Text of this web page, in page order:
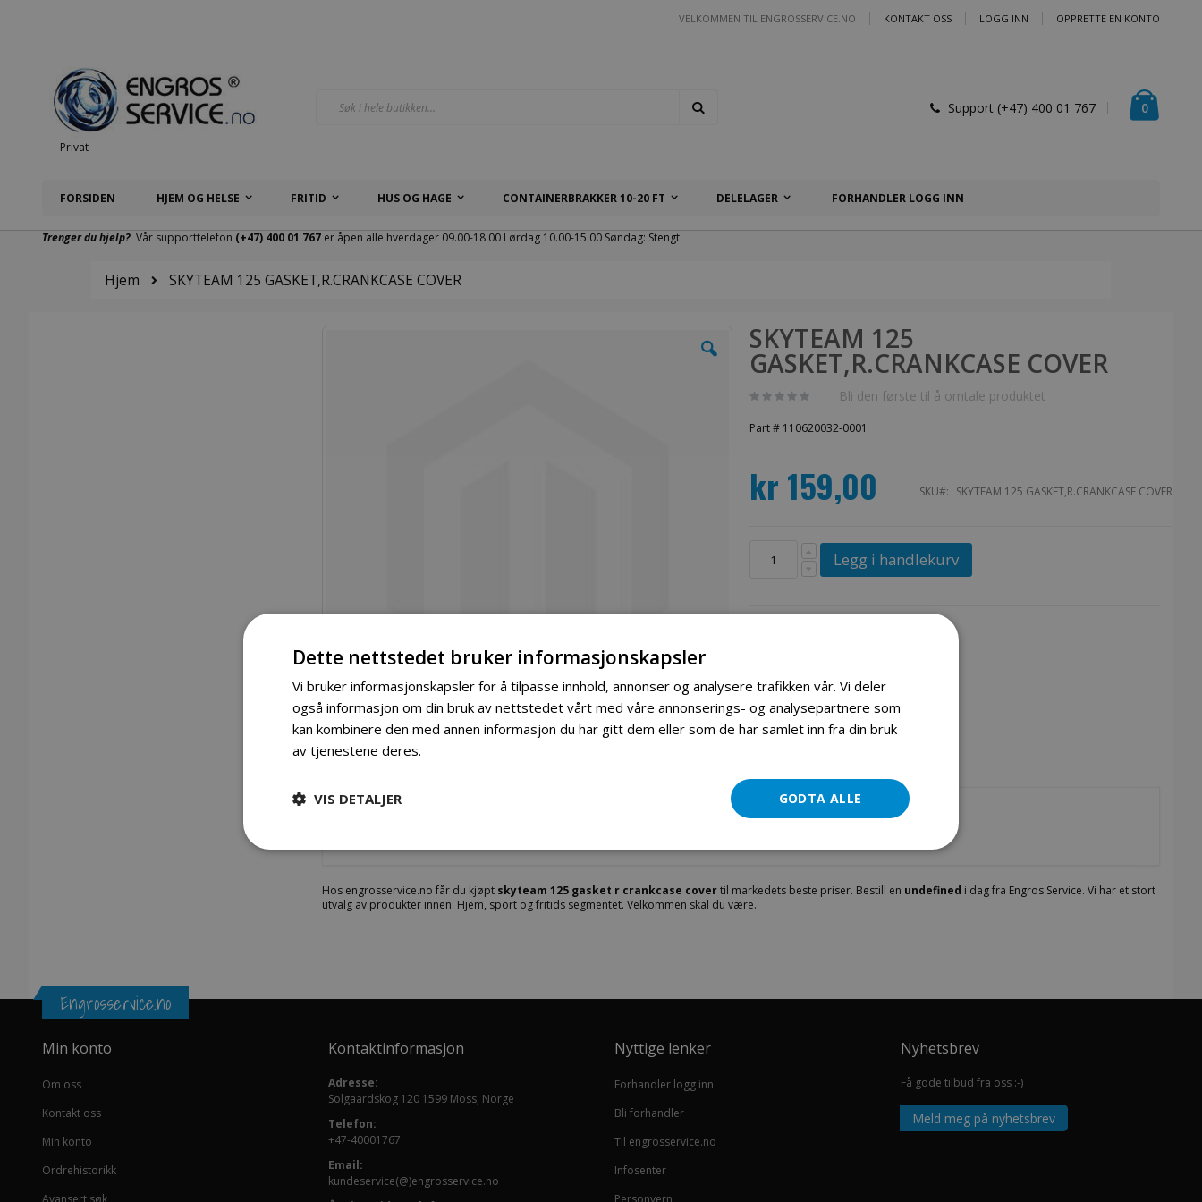
VELKOMMEN TIL ENGROSSERVICE.NO KONTAKT OSS LOGG INN OPPRETTE EN KONTO
Privat
0varer
Support (+47) 400 01 767
FORSIDEN HJEM OG HELSE FRITID HUS OG HAGE CONTAINERBRAKKER 10-20 FT DELELAGER FORHANDLER LOGG INN
Trenger du hjelp? Vår supporttelefon (+47) 400 01 767 er åpen alle hverdager 09.00-18.00 Lørdag 10.00-15.00 Søndag: Stengt
Hjem SKYTEAM 125 GASKET,R.CRANKCASE COVER
til
bildegalleri
SKYTEAM 125
GASKET,R.CRANKCASE COVER
Bli den første til å omtale produktet
Part # 110620032-0001
kr 159,00 SKU SKYTEAM 125 GASKET,R.CRANKCASE COVER
Legg i handlekurv
Hos engrosservice.no får du kjøpt skyteam 125 gasket r crankcase covertil markedets beste priser. Bestill en undefined i dag fra Engros Service. Vi har et stort
utvalg av produkter innen: Hjem, sport og fritids segmentet. Velkommen skal du være.
Engrosservice.no
Min konto
Om oss
Kontakt oss
Min konto
Ordrehistorikk
Kontaktinformasjon
Adresse:
Solgaardskog 120 1599 Moss, Norge
Telefon:
+47-40001767
Email:
kundeservice(@)engrosservice.no
Nyttige lenker
Forhandler logg inn
Bli forhandler
Til engrosservice.no
Infosenter
Nyhetsbrev
Få gode tilbud fra oss :-)
Meld meg på nyhetsbrev
Dette nettstedet bruker informasjonskapsler
Vi bruker informasjonskapsler for å tilpasse innhold, annonser og analysere trafikken vår. Vi deler
også informasjon om din bruk av nettstedet vårt med våre annonserings- og analysepartnere som
kan kombinere den med annen informasjon du har gitt dem eller som de har samlet inn fra din bruk
av tjenestene deres.
GODTA ALLE
VIS DETALJER